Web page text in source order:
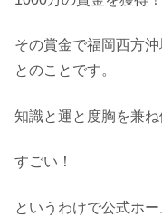
その賞金で福岡西方
とのことです。
知識と運と度胸を兼
すごい！
というわけで公式ホ